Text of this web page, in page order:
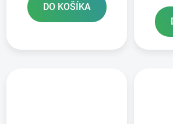
DO KOŠÍKA